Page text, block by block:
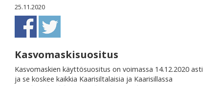
25.11.2020
Kasvomaskisuositus
Kasvomaskien käyttösuositus on voimassa 14.12.2020 asti
ja se koskee kaikkia Kaarisiltalaisia ja Kaarisillassa